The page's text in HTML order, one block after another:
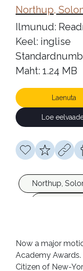
Northup,
Ilmunud:
Keel: inglise
Maht: 1.24 MB
Laenuta
Loe
Northup,
Ameerika
Now a major
Academy
Citizen of New-